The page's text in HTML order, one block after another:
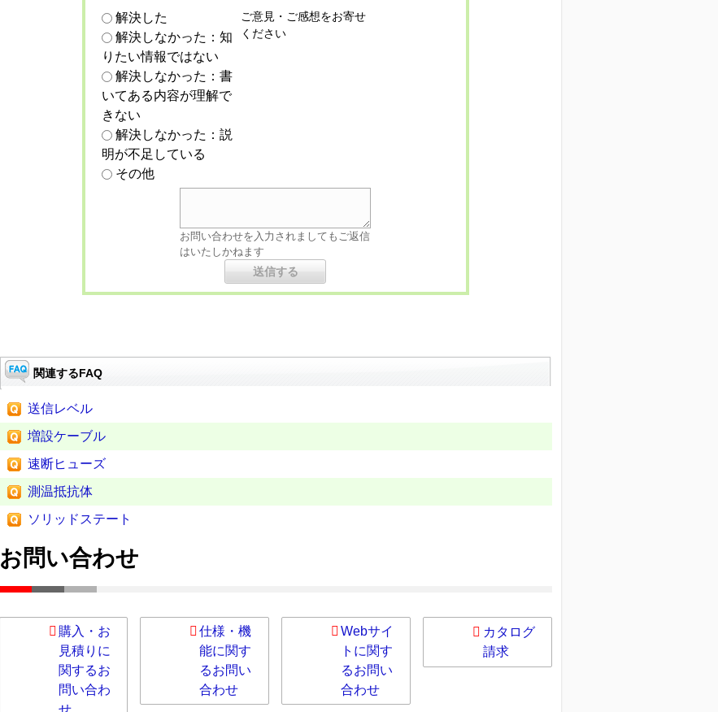
解決した
解決しなかった：知
りたい情報ではない
解決しなかった：書
いてある内容が理解で
きない
解決しなかった：説
明が不足している
その他
ご意見・ご感想をお寄せ
ください
お問い合わせを入力されましてもご返信
はいたしかねます
関連するFAQ
送信レベル
増設ケーブル
速断ヒューズ
測温抵抗体
ソリッドステート
お問い合わせ
購入・お
見積りに
関するお
問い合わ
せ
仕様・機
能に関す
るお問い
合わせ
Webサイ
トに関す
るお問い
合わせ
カタログ
請求